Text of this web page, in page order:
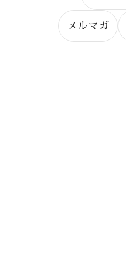
メルマガ